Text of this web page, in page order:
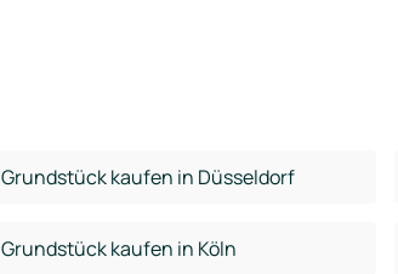
Grundstück kaufen in Düsseldorf
Grundstück kaufen in Köln